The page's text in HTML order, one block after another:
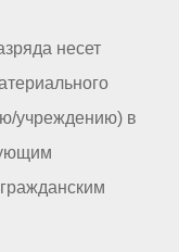
несет
учреждению) в